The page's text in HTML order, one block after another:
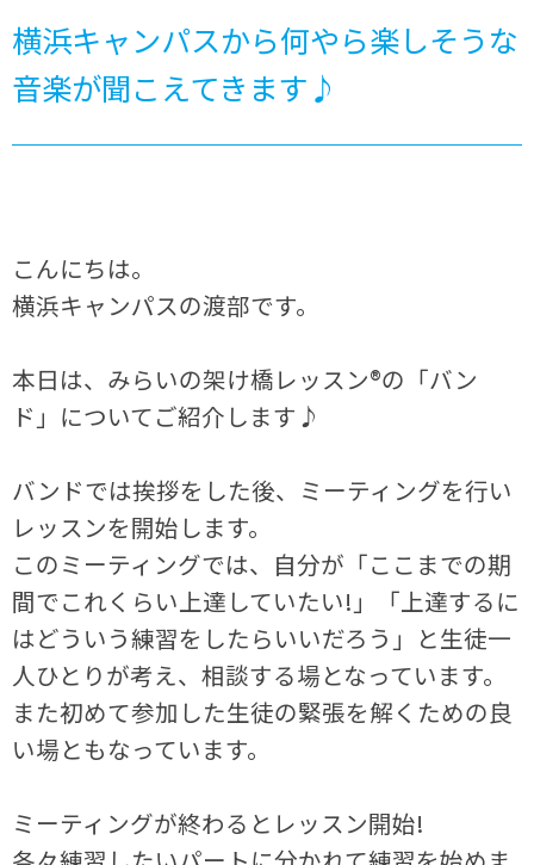
横浜キャンパスから何やら楽しそうな
音楽が聞こえてきます♪
こんにちは。
横浜キャンパスの渡部です。
本日は、みらいの架け橋レッスン®の「バン
ド」についてご紹介します♪
バンドでは挨拶をした後、ミーティングを行い
レッスンを開始します。
このミーティングでは、自分が「ここまでの期
間でこれくらい上達していたい!」「上達するに
はどういう練習をしたらいいだろう」と生徒一
人ひとりが考え、相談する場となっています。
また初めて参加した生徒の緊張を解くための良
い場ともなっています。
ミーティングが終わるとレッスン開始!